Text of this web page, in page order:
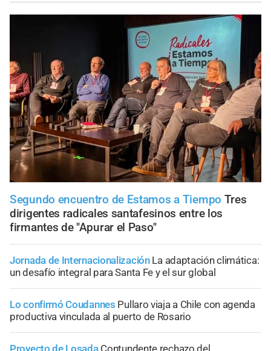
Segundo encuentro de Estamos a Tiempo Tres
dirigentes radicales santafesinos entre los
firmantes de "Apurar el Paso"
Jornada de Internacionalización La adaptación climática:
un desafío integral para Santa Fe y el sur global
Lo confirmó Coudannes Pullaro viaja a Chile con agenda
productiva vinculada al puerto de Rosario
Proyecto de Losada Contundente rechazo del